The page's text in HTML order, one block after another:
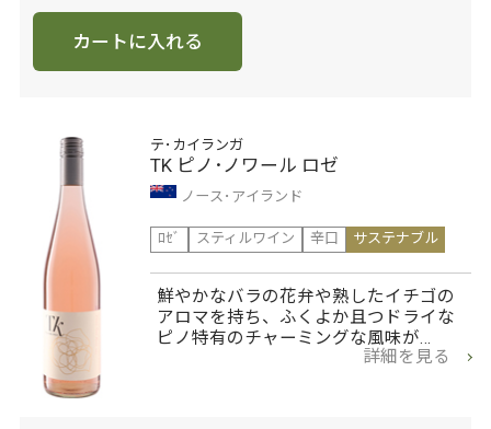
カートに入れる
テ･カイランガ
TK ピノ･ノワール ロゼ
ノース･アイランド
ﾛｾﾞ
スティルワイン 辛口 サステナブル
鮮やかなバラの花弁や熟したイチゴの
アロマを持ち、ふくよか且つドライな
ピノ特有のチャーミングな風味が…
詳細を見る